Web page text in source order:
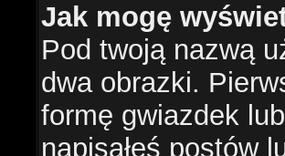
Jak mogę
Pod twoją nazwą
dwa obrazki.
formę gwiazdek
napisałeś postów